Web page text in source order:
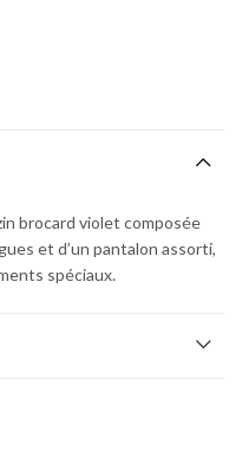
brocard violet composée
et d’un pantalon assorti,
spéciaux.